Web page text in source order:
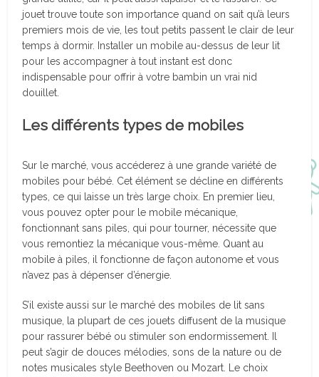
jouet trouve toute son importance quand on sait qu’à leurs
premiers mois de vie, les tout petits passent le clair de leur
temps à dormir. Installer un mobile au-dessus de leur lit
pour les accompagner à tout instant est donc
indispensable pour offrir à votre bambin un vrai nid
douillet.
Les différents types de mobiles
Sur le marché, vous accéderez à une grande variété de
mobiles pour bébé. Cet élément se décline en différents
types, ce qui laisse un très large choix. En premier lieu,
vous pouvez opter pour le mobile mécanique,
fonctionnant sans piles, qui pour tourner, nécessite que
vous remontiez la mécanique vous-même. Quant au
mobile à piles, il fonctionne de façon autonome et vous
n’avez pas à dépenser d’énergie.
S’il existe aussi sur le marché des mobiles de lit sans
musique, la plupart de ces jouets diffusent de la musique
pour rassurer bébé ou stimuler son endormissement. Il
peut s’agir de douces mélodies, sons de la nature ou de
notes musicales style Beethoven ou Mozart. Le choix